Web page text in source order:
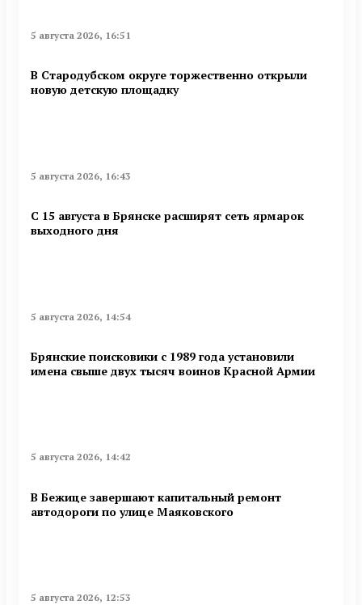
5 августа 2026, 16:51
В Стародубском округе торжественно открыли
новую детскую площадку
5 августа 2026, 16:43
С 15 августа в Брянске расширят сеть ярмарок
выходного дня
5 августа 2026, 14:54
Брянские поисковики с 1989 года установили
имена свыше двух тысяч воинов Красной Армии
5 августа 2026, 14:42
В Бежице завершают капитальный ремонт
автодороги по улице Маяковского
5 августа 2026, 12:53